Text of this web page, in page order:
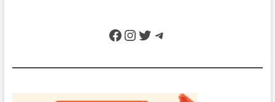
Facebook
Instagram
Twitter
Telegram